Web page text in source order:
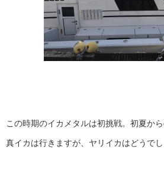
この時期のイカメタルは初挑戦。初夏か
真イカは行きますが、ヤリイカはどうで